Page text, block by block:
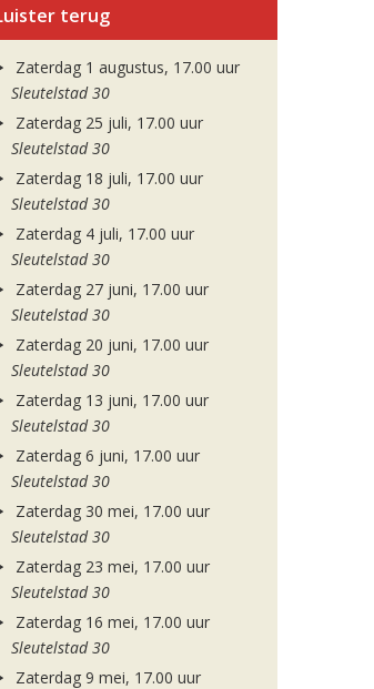
terug
Zaterdag 1 augustus, 17.00 uur
Sleutelstad 30
Zaterdag 25 juli, 17.00 uur
Sleutelstad 30
Zaterdag 18 juli, 17.00 uur
Sleutelstad 30
Zaterdag 4 juli, 17.00 uur
Sleutelstad 30
Zaterdag 27 juni, 17.00 uur
Sleutelstad 30
Zaterdag 20 juni, 17.00 uur
Sleutelstad 30
Zaterdag 13 juni, 17.00 uur
Sleutelstad 30
Zaterdag 6 juni, 17.00 uur
Sleutelstad 30
Zaterdag 30 mei, 17.00 uur
Sleutelstad 30
Zaterdag 23 mei, 17.00 uur
Sleutelstad 30
Zaterdag 16 mei, 17.00 uur
Sleutelstad 30
Zaterdag 9 mei, 17.00 uur